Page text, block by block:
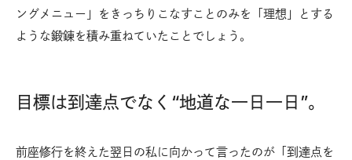
ングメニュー」をきっちりこなすことのみを「理想」とする
ような鍛錬を積み重ねていたことでしょう。
目標は到達点でなく“地道な一日一日”。
前座修行を終えた翌日の私に向かって言ったのが「到達点を